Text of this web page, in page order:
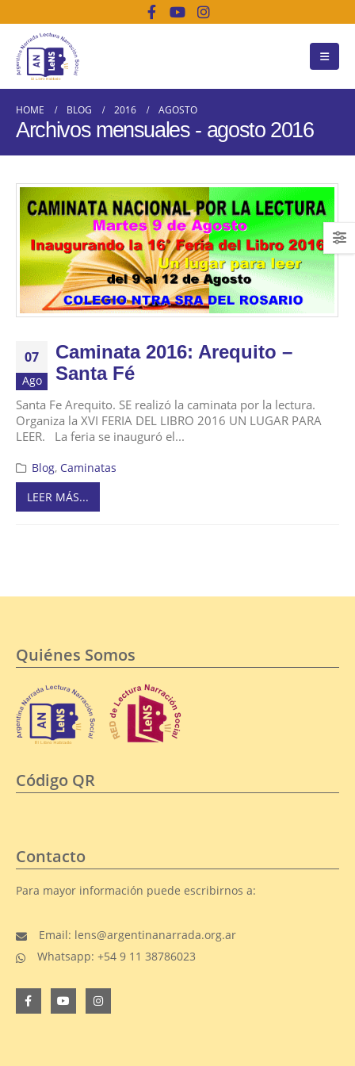
HOME BLOG 2016 AGOSTO
Archivos mensuales - agosto 2016
07
Ago
Caminata 2016: Arequito –
Santa Fé
Santa Fe Arequito. SE realizó la caminata por la lectura.
Organiza la XVI FERIA DEL LIBRO 2016 UN LUGAR PARA
LEER. La feria se inauguró el...
Blog, Caminatas
LEER MÁS...
Quiénes Somos
Código QR
Contacto
Para mayor información puede escribirnos a:
Email: lens@argentinanarrada.org.ar
Whatsapp: +54 9 11 38786023